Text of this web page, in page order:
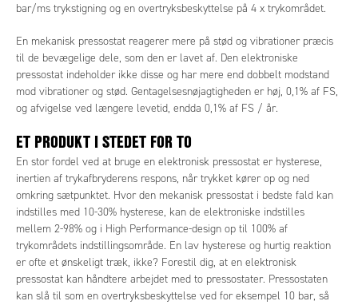
bar/ms trykstigning og en overtryksbeskyttelse på 4 x trykområdet.
En mekanisk pressostat reagerer mere på stød og vibrationer præcis
til de bevægelige dele, som den er lavet af. Den elektroniske
pressostat indeholder ikke disse og har mere end dobbelt modstand
mod vibrationer og stød. Gentagelsesnøjagtigheden er høj, 0,1% af FS,
og afvigelse ved længere levetid, endda 0,1% af FS / år.
ET PRODUKT I STEDET FOR TO
En stor fordel ved at bruge en elektronisk pressostat er hysterese,
inertien af trykafbryderens respons, når trykket kører op og ned
omkring sætpunktet. Hvor den mekanisk pressostat i bedste fald kan
indstilles med 10-30% hysterese, kan de elektroniske indstilles
mellem 2-98% og i High Performance-design op til 100% af
trykområdets indstillingsområde. En lav hysterese og hurtig reaktion
er ofte et ønskeligt træk, ikke? Forestil dig, at en elektronisk
pressostat kan håndtere arbejdet med to pressostater. Pressostaten
kan slå til som en overtryksbeskyttelse ved for eksempel 10 bar, så